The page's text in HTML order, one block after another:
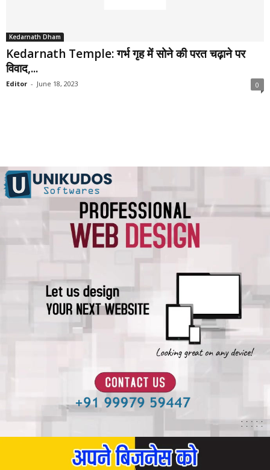
Kedarnath Dham
Kedarnath Temple: गर्भ गृह में सोने की परत चढ़ाने पर
विवाद,...
Editor - June 18, 2023 0